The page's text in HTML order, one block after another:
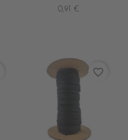
0,91 €
favorite_border